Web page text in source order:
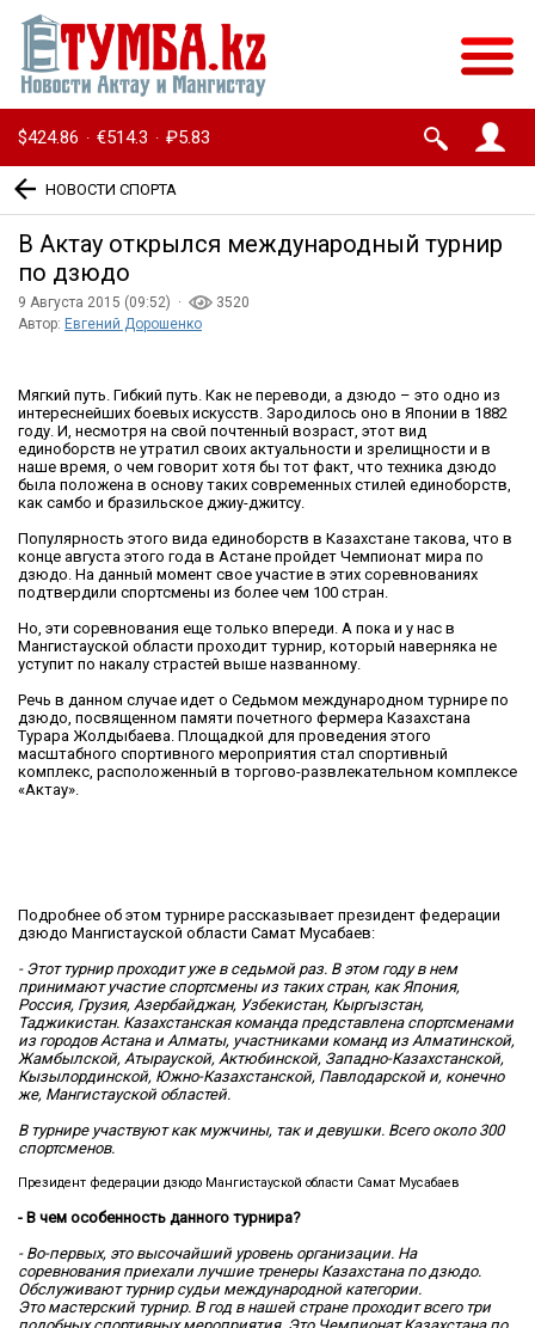
$424.86 · €514.3 · ₽5.83
НОВОСТИ СПОРТА
В Актау открылся международный турнир
по дзюдо
9 Августа 2015 (09:52) ·
3520
Автор: Евгений Дорошенко
Мягкий путь. Гибкий путь. Как не переводи, а дзюдо – это одно из
интереснейших боевых искусств. Зародилось оно в Японии в 1882
году. И, несмотря на свой почтенный возраст, этот вид
единоборств не утратил своих актуальности и зрелищности и в
наше время, о чем говорит хотя бы тот факт, что техника дзюдо
была положена в основу таких современных стилей единоборств,
как самбо и бразильское джиу-джитсу.
Популярность этого вида единоборств в Казахстане такова, что в
конце августа этого года в Астане пройдет Чемпионат мира по
дзюдо. На данный момент свое участие в этих соревнованиях
подтвердили спортсмены из более чем 100 стран.
Но, эти соревнования еще только впереди. А пока и у нас в
Мангистауской области проходит турнир, который наверняка не
уступит по накалу страстей выше названному.
Речь в данном случае идет о Седьмом международном турнире по
дзюдо, посвященном памяти почетного фермера Казахстана
Турара Жолдыбаева. Площадкой для проведения этого
масштабного спортивного мероприятия стал спортивный
комплекс, расположенный в торгово-развлекательном комплексе
«Актау».
Подробнее об этом турнире рассказывает президент федерации
дзюдо Мангистауской области Самат Мусабаев:
- Этот турнир проходит уже в седьмой раз. В этом году в нем
принимают участие спортсмены из таких стран, как Япония,
Россия, Грузия, Азербайджан, Узбекистан, Кыргызстан,
Таджикистан. Казахстанская команда представлена спортсменами
из городов Астана и Алматы, участниками команд из Алматинской,
Жамбылской, Атырауской, Актюбинской, Западно-Казахстанской,
Кызылординской, Южно-Казахстанской, Павлодарской и, конечно
же, Мангистауской областей.
В турнире участвуют как мужчины, так и девушки. Всего около 300
спортсменов.
Президент федерации дзюдо Мангистауской области Самат Мусабаев
- В чем особенность данного турнира?
- Во-первых, это высочайший уровень организации. На
соревнования приехали лучшие тренеры Казахстана по дзюдо.
Обслуживают турнир судьи международной категории.
Это мастерский турнир. В год в нашей стране проходит всего три